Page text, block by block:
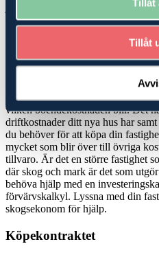
Tillåt
Tillåt
juridik, som kan hjälpa dig att hitta
du ska köpaskogeller jordbruk-/
Köp- och
finns ett hus att bo i men mindre
dinfastighetsmäklareom en
vilken boendekostnaden blir. Det
driftkostnader ditt nya hus har
du behöver för att köpa din
mycket som blir över till övriga
tillvaro. Är det en större fastighet
där skog och mark är det som
behöva hjälp med en
förvärvskalkyl. Lyssna med din
skogsekonom för hjälp.
Köpekontraktet